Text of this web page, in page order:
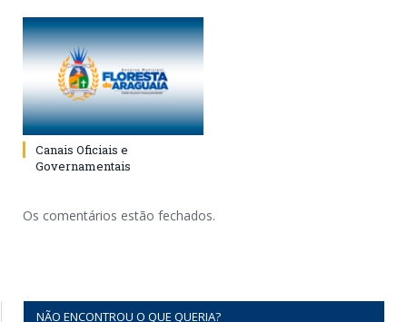
Canais Oficiais e
Governamentais
Os comentários estão fechados.
NÃO ENCONTROU O QUE QUERIA?